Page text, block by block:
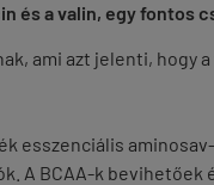
és a valin, egy fontos
ami azt jelenti,
esszenciális
A BCAA-k